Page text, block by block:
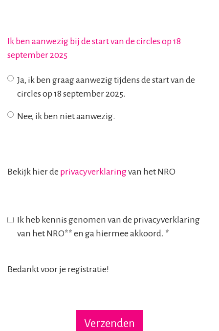
Ik ben aanwezig bij de start van de circles op 18
september 2025
Ja, ik ben graag aanwezig tijdens de start van de
circles op 18 september 2025.
Nee, ik ben niet aanwezig.
Bekijk hier de privacyverklaringvan het NRO
Ik heb kennis genomen van de privacyverklaring
van het NRO** en ga hiermee akkoord. *
Bedankt voor je registratie!
Verzenden